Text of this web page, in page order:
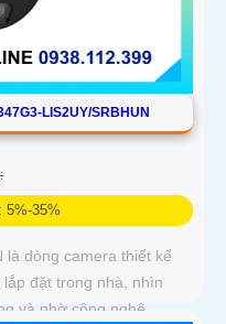
LIS2UY/SRBHUN
5%-35%
là dòng camera thiết kế
đặt trong nhà, nhìn
và nhờ công nghệ